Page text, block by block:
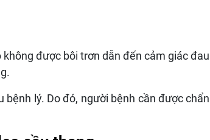
được bôi trơn dẫn đến cảm giác đau
lý. Do đó, người bệnh cần được chẩn